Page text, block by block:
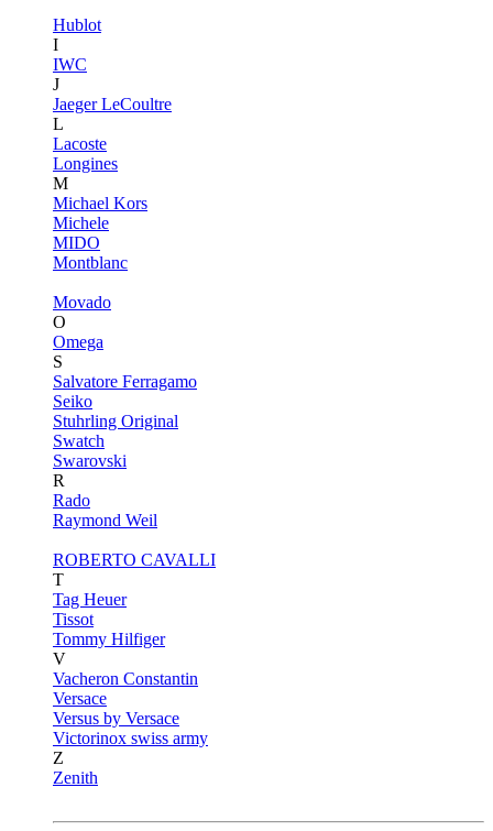
Hublot
I
IWC
J
Jaeger LeCoultre
L
Lacoste
Longines
M
Michael Kors
Michele
MIDO
Montblanc
Movado
O
Omega
S
Salvatore Ferragamo
Seiko
Stuhrling Original
Swatch
Swarovski
R
Rado
Raymond Weil
ROBERTO CAVALLI
T
Tag Heuer
Tissot
Tommy Hilfiger
V
Vacheron Constantin
Versace
Versus by Versace
Victorinox swiss army
Z
Zenith